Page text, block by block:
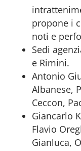
propone i
noti e
Sedi
e Rimini.
Antonio
Albanese,
Ceccon,
Giancarlo
Flavio
Gianluca,